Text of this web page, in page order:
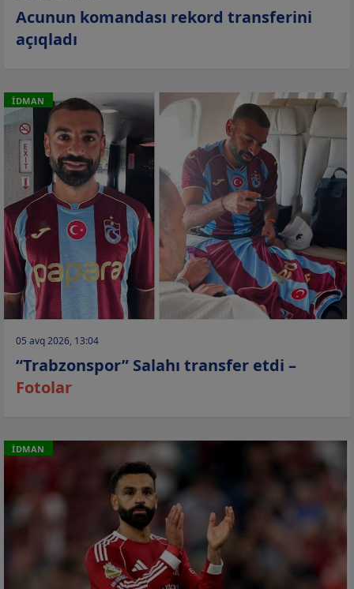
Acunun komandası rekord transferini
açıqladı
İDMAN
05 avq 2026, 13:04
“Trabzonspor” Salahı transfer etdi –
Fotolar
İDMAN